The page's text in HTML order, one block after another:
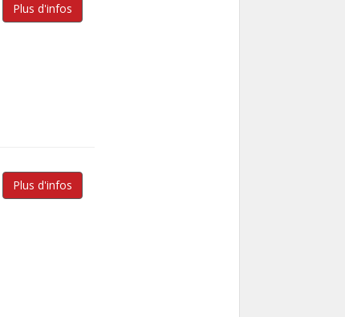
Plus d'infos
Plus d'infos